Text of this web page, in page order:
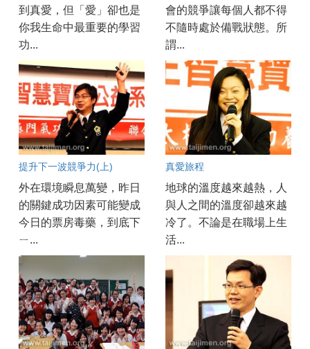
到真愛，但「愛」卻也是
你我生命中最重要的學習
功...
會的競爭讓每個人都不得
不隨時處於備戰狀態。所
謂...
提升下一波競爭力(上)
外在環境瞬息萬變，昨日
的關鍵成功因素可能變成
今日的票房毒藥，到底下
ㄧ...
真愛旅程
地球的溫度越來越熱，人
與人之間的溫度卻越來越
冷了。不論是在職場上生
活...